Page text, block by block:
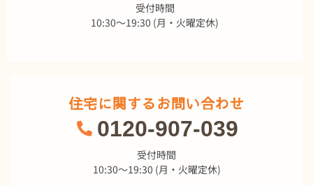
受付時間
10:30～19:30 (月・火曜定休)
住宅に関するお問い合わせ
0120-907-039
受付時間
10:30～19:30 (月・火曜定休)